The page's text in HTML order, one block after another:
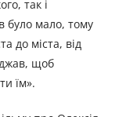
так і
було мало, тому
до міста, від
щоб
їм».